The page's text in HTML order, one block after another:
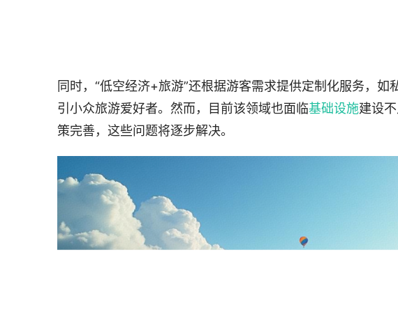
同时，“低空经济+旅游”还根据游客需求提供定制化服务，
引小众旅游爱好者。然而，目前该领域也面临基础设施建设
策完善，这些问题将逐步解决。